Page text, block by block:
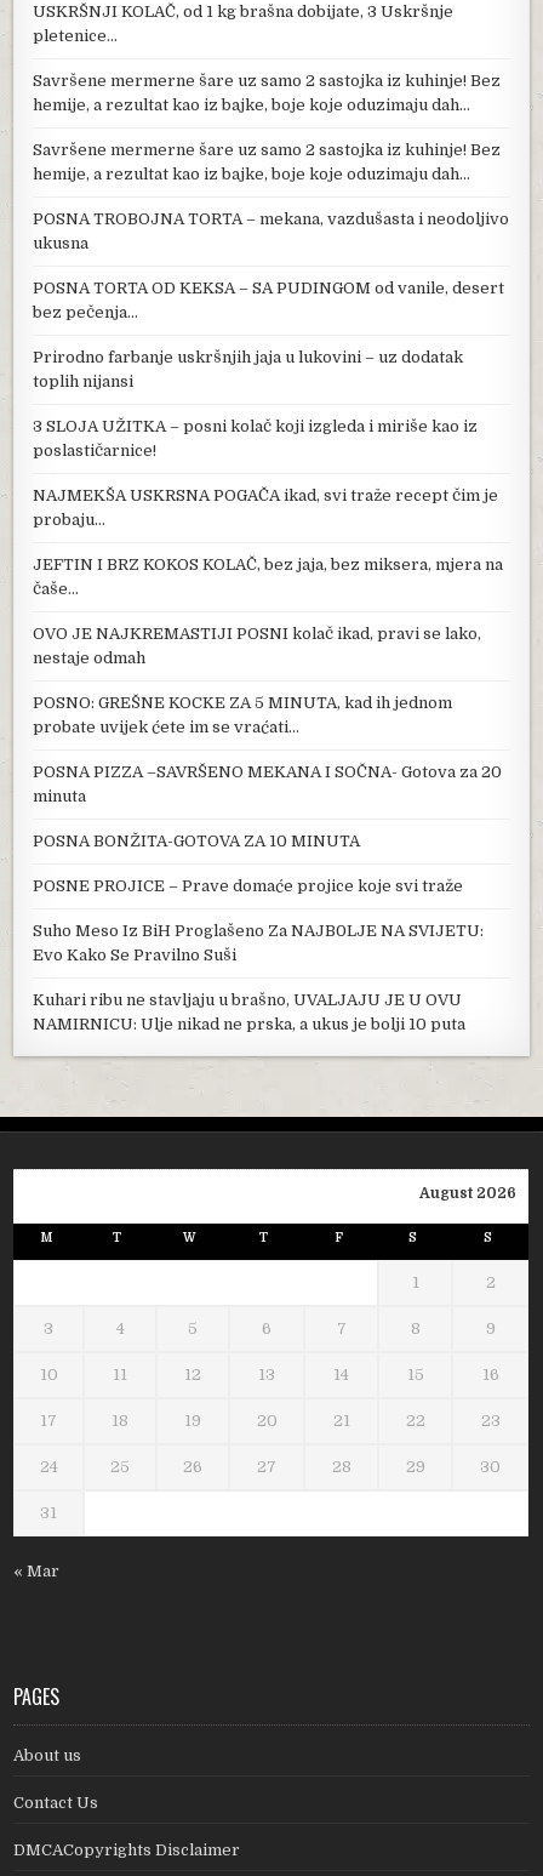
USKRŠNJI KOLAČ, od 1 kg brašna dobijate, 3 Uskršnje
pletenice…
Savršene mermerne šare uz samo 2 sastojka iz kuhinje! Bez
hemije, a rezultat kao iz bajke, boje koje oduzimaju dah…
Savršene mermerne šare uz samo 2 sastojka iz kuhinje! Bez
hemije, a rezultat kao iz bajke, boje koje oduzimaju dah…
POSNA TROBOJNA TORTA – mekana, vazdušasta i neodoljivo
ukusna
POSNA TORTA OD KEKSA – SA PUDINGOM od vanile, desert
bez pečenja…
Prirodno farbanje uskršnjih jaja u lukovini – uz dodatak
toplih nijansi
3 SLOJA UŽITKA – posni kolač koji izgleda i miriše kao iz
poslastičarnice!
NAJMEKŠA USKRSNA POGAČA ikad, svi traže recept čim je
probaju…
JEFTIN I BRZ KOKOS KOLAČ, bez jaja, bez miksera, mjera na
čaše…
OVO JE NAJKREMASTIJI POSNI kolač ikad, pravi se lako,
nestaje odmah
POSNO: GREŠNE KOCKE ZA 5 MINUTA, kad ih jednom
probate uvijek ćete im se vraćati…
POSNA PIZZA –SAVRŠENO MEKANA I SOČNA- Gotova za 20
minuta
POSNA BONŽITA-GOTOVA ZA 10 MINUTA
POSNE PROJICE – Prave domaće projice koje svi traže
Suho Meso Iz BiH Proglašeno Za NAJB0LJE NA SVIJETU:
Evo Kako Se Pravilno Suši
Kuhari ribu ne stavljaju u brašno, UVALJAJU JE U OVU
NAMIRNICU: Ulje nikad ne prska, a ukus je bolji 10 puta
August 2026
M T W T F S S
1 2
3 4 5 6 7 8 9
10 11 12 13 14 15 16
17 18 19 20 21 22 23
24 25 26 27 28 29 30
31
« Mar
PAGES
About us
Contact Us
DMCACopyrights Disclaimer